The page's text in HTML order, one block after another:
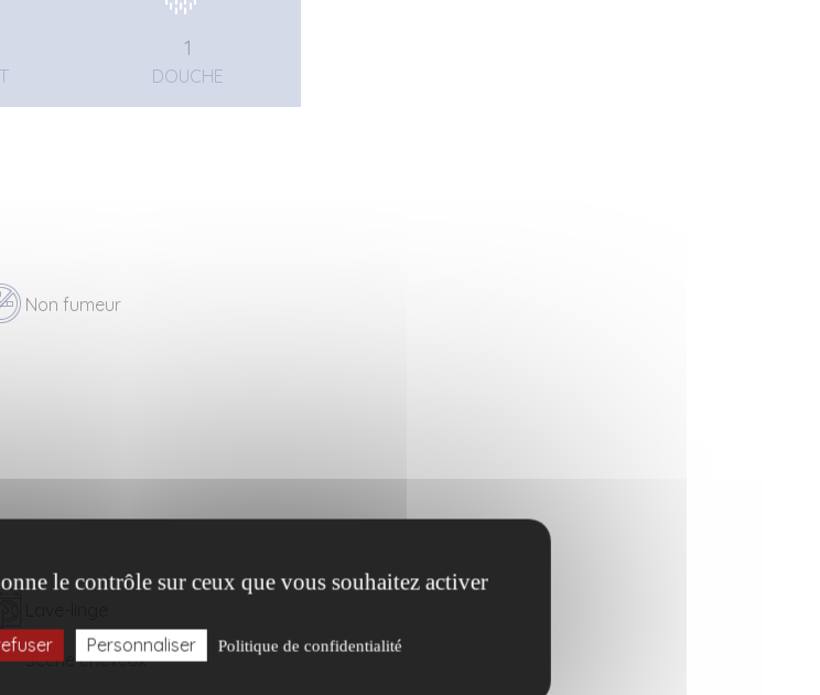
1
DOUCHE
Non fumeur
Sèche cheveux
le contrôle sur ceux que vous souhaitez activer
Personnaliser Politique de confidentialité